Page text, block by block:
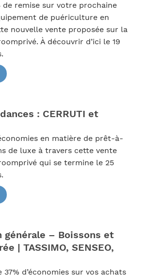
de remise sur votre prochaine
de puériculture en
nouvelle vente proposée sur la
À découvrir d’ici le 19
: CERRUTI et
en matière de prêt-à-
de luxe à travers cette vente
qui se termine le 25
– Boissons et
| TASSIMO, SENSEO,
37% d’économies sur vos achats